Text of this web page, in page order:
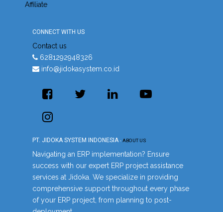
Affiliate
CONNECT WITH US
Contact us
6281292948326
info@jidokasystem.co.id
PT. JIDOKA SYSTEM INDONESIA -ABOUT US
Navigating an ERP implementation? Ensure
success with our expert ERP project assistance
services at Jidoka. We specialize in providing
comprehensive support throughout every phase
of your ERP project, from planning to post-